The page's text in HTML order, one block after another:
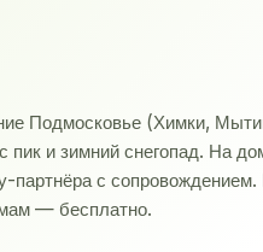
Подмосковье (Химки,
пик и зимний снегопад.
с
— бесплатно.